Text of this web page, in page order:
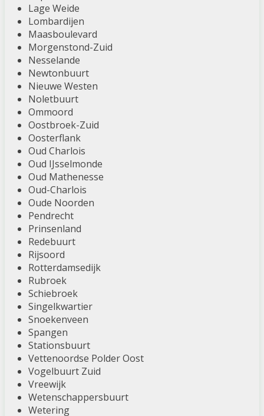
Lage Weide
Lombardijen
Maasboulevard
Morgenstond-Zuid
Nesselande
Newtonbuurt
Nieuwe Westen
Noletbuurt
Ommoord
Oostbroek-Zuid
Oosterflank
Oud Charlois
Oud IJsselmonde
Oud Mathenesse
Oud-Charlois
Oude Noorden
Pendrecht
Prinsenland
Redebuurt
Rijsoord
Rotterdamsedijk
Rubroek
Schiebroek
Singelkwartier
Snoekenveen
Spangen
Stationsbuurt
Vettenoordse Polder Oost
Vogelbuurt Zuid
Vreewijk
Wetenschappersbuurt
Wetering